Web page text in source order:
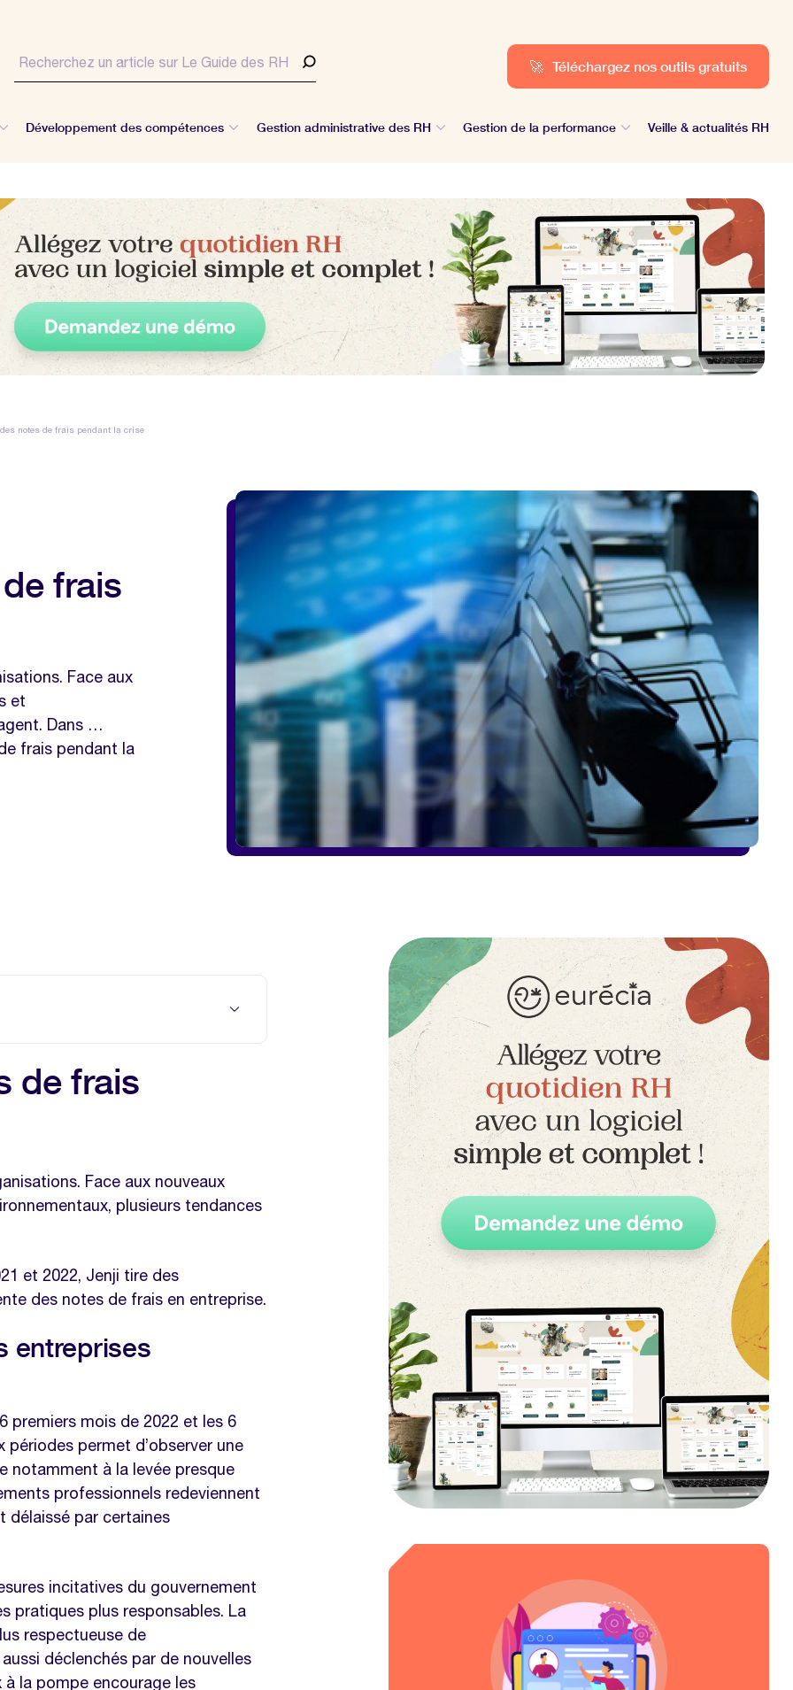
🚀 Téléchargez nos outils gratuits
Développement des compétences Gestion administrative des RH Gestion de la performance Veille & actualités RH
des notes de frais pendant la crise
frais
Face aux
et
Dans …
frais pendant la
s’adaptent
qui orientent les choix des
thématique
de frais
Face aux nouveaux
plusieurs tendances
et 2022, Jenji tire des
des notes de frais en entreprise.
entreprises
premiers mois de 2022 et les 6
périodes permet d’observer une
notamment à la levée presque
professionnels redeviennent
délaissé par certaines
incitatives du gouvernement
pratiques plus responsables. La
respectueuse de
déclenchés par de nouvelles
la pompe encourage les